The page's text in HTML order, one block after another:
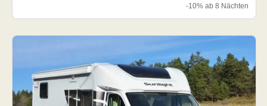
-10% ab 8 Nächten